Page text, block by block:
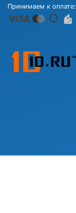
Принимаем к оплате: